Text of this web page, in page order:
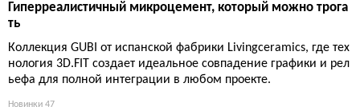
Гиперреалистичный микроцемент, который можно трога
ть
Коллекция GUBI от испанской фабрики Livingceramics, где тех
нология 3D.FIT создает идеальное совпадение графики и рел
ьефа для полной интеграции в любом проекте.
Новинки 47